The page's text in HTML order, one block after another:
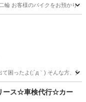
超安🉐車検🚘こんな
❗️軽なら38000円！〜
円〜🉐車検切れ
輪 お客様のバイクをお預か
困ったよ(;´д｀) そんな方、
ース☆車検代行☆カー